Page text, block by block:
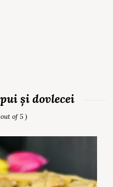
și dovlecei
of 5 )